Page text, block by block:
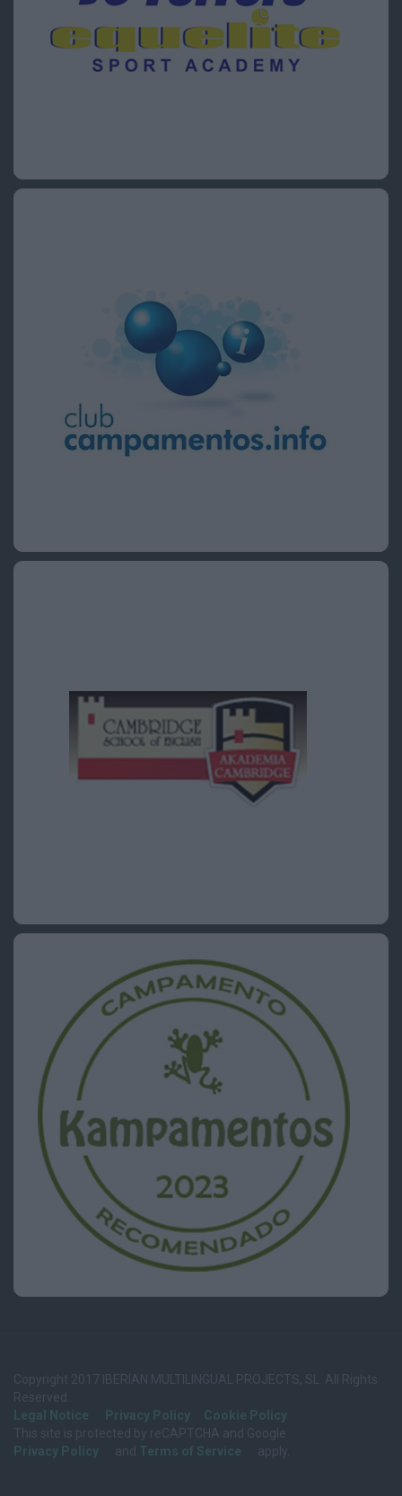
Copyright 2017 IBERIAN MULTILINGUAL PROJECTS, SL. All Rights
Reserved.
Legal Notice
Privacy Policy
Cookie Policy
This site is protected by reCAPTCHA and Google
Privacy Policy
and Terms of Service apply.